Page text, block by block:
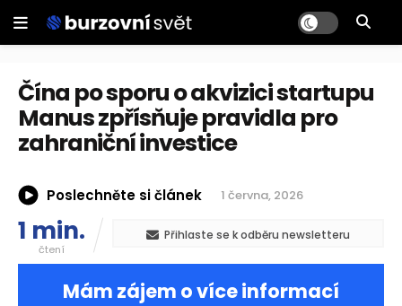
Čína po sporu o akvizici startupu
Manus zpřísňuje pravidla pro
zahraniční investice
Poslechněte si článek 1 června, 2026
1 min.
čtení
Přihlaste se k odběru newsletteru
Mám zájem o více informací